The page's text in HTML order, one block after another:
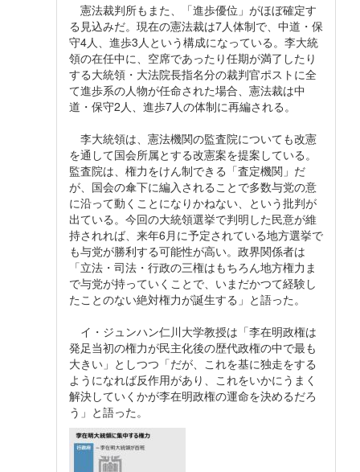
憲法裁判所もまた、「進歩優位」がほぼ確定す
る見込みだ。現在の憲法裁は7人体制で、中道・保
守4人、進歩3人という構成になっている。李大統
領の在任中に、空席であったり任期が満了したり
する大統領・大法院長指名分の裁判官ポストに全
て進歩系の人物が任命された場合、憲法裁は中
道・保守2人、進歩7人の体制に再編される。
李大統領は、憲法機関の監査院についても改憲
を通して国会所属とする改憲案を提案している。
監査院は、権力をけん制できる「査定機関」だ
が、国会の傘下に編入されることで多数与党の意
に沿って動くことになりかねない、という批判が
出ている。今回の大統領選挙で判明した民意が維
持されれば、来年6月に予定されている地方選挙で
も与党が勝利する可能性が高い。政界関係者は
「立法・司法・行政の三権はもちろん地方権力ま
で与党が持っていくことで、いまだかつて経験し
たことのない絶対権力が誕生する」と語った。
イ・ジュンハン仁川大学教授は「李在明政権は
発足当初の権力が民主化後の歴代政権の中で最も
大きい」としつつ「だが、これを基に独走をする
ようになれば反作用があり、これをいかにうまく
解決していくかが李在明政権の運命を決めるだろ
う」と語った。